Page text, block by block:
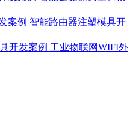
智能路由器注塑模具开
工业物联网WIFI外